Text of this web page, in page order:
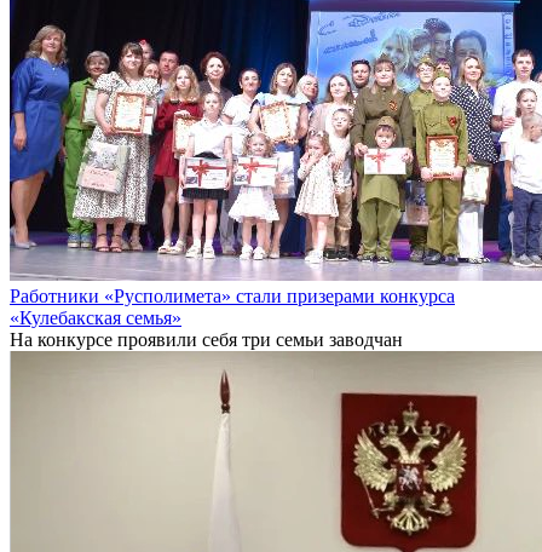
Работники «Русполимета» стали призерами конкурса
«Кулебакская семья»
На конкурсе проявили себя три семьи заводчан